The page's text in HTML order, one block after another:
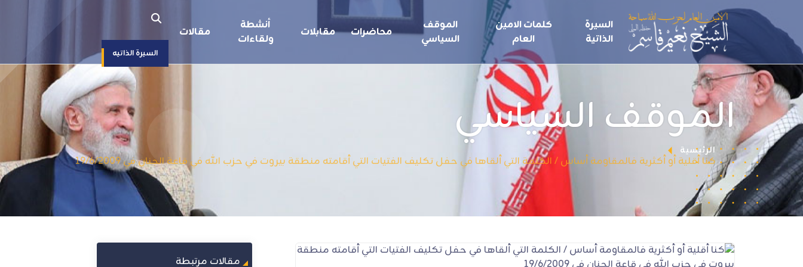
السيرة
الذاتية
كلمات الامين
العام
الموقف
السياسي
محاضرات مقابلات
أنشطة
ولقاءات
مقالات
السيرة الذاتيه
الموقف السياسي
الرئيسية
كنا أقلية أو أكثرية فالمقاومة أساس / الكلمة التي ألقاها في حفل تكليف الفتيات التي أقامته منطقة بيروت في حزب الله في قاعة الجنان في 19/6/2009
مقالات مرتبطة